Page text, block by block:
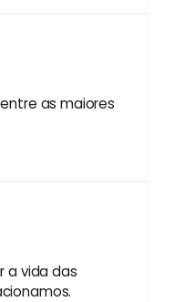
as maiores
a vida das